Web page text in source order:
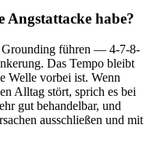
Angstattacke habe?
Grounding führen — 4-7-8-
Das Tempo bleibt
Welle vorbei ist. Wenn
Alltag stört, sprich es bei
gut behandelbar, und
ausschließen und mit